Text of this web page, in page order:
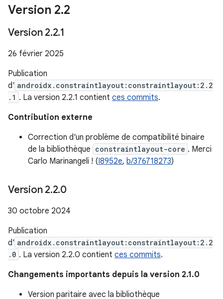
Version 2.2
Version 2.2.1
26 février 2025
Publication
d' androidx.constraintlayout:constraintlayout:2.2
.1 . La version 2.2.1 contient ces commits.
Contribution externe
Correction d'un problème de compatibilité binaire
de la bibliothèque constraintlayout-core . Merci
Carlo Marinangeli ! (I8952e, b/376718273)
Version 2.2.0
30 octobre 2024
Publication
d' androidx.constraintlayout:constraintlayout:2.2
.0 . La version 2.2.0 contient ces commits.
Changements importants depuis la version 2.1.0
Version paritaire avec la bibliothèque